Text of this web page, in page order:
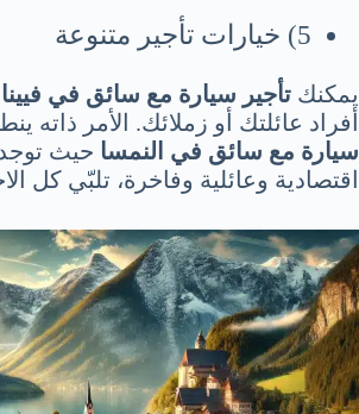
5) خيارات تأجير متنوعة
يمكنك تأجير سيارة مع سائق في فيينا
أفراد عائلتك أو زملائك. الأمر ذاته
سيارة مع سائق في النمسا حيث
اقتصادية وعائلية وفاخرة، تلبّي كل